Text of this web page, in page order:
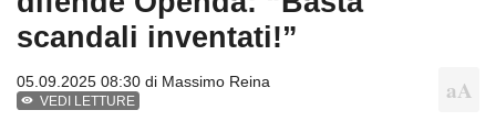
scandali inventati!”
05.09.2025 08:30 di Massimo Reina
VEDI LETTURE